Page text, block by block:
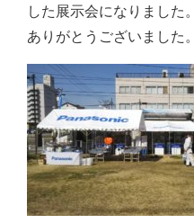
した展示会になりました。
ありがとうございました。